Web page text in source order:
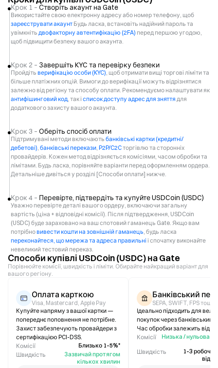
Крок 1 – Створіть акаунт на Gate
Використайте свою електронну адресу або номер телефону, щоб
зареєструвати акаунт Будь ласка, встановіть надійний пароль та
увімкніть двофакторну автентифікацію (2FA) перед першою угодою,
щоб підвищити безпеку вашого акаунта.
Крок 2 – Завершіть KYC та перевірку безпеки
Пройдіть верифікацію особи (KYC), щоб отримати вищі торгові ліміти та
більше платіжних опцій. Вимоги до верифікації можуть відрізнятися
залежно від регіону та способу оплати. Рекомендуємо налаштувати як
антифішинговий код, так і список доступу адрес для зняття для
додаткового захисту вашого акаунта.
Крок 3 – Оберіть спосіб оплати
Підтримувані методи включають банківські картки (кредитні/
дебетові), банківські перекази, P2P/C2Cторгівлю та сторонніх
провайдерів. Кожен метод відрізняється комісіями, часом обробки та
лімітами. Будь ласка, порівняйте варіанти перед оформленням ордера.
Детальніше дивіться у розділі [Способи оплати] нижче.
Крок 4 – Перевірте, підтвердіть та купуйте USDCoin (USDC)
Уважно перевірте деталі вашого ордеру, включаючи загальну
вартість (ціна + відповідні комісії). Після підтвердження, USDCoin
(USDC) буде зараховано на ваш спотовий гаманець Gate. Якщо вам
потрібно вивести кошти на зовнішній гаманець, будь ласка
переконайтеся, що мережа та адреса правильні і спочатку виконайте
невеликий тестовий переказ.
Способи купівлі USDCoin (USDC) на Gate
Порівнюйте комісії, швидкість і ліміти. Обирайте найкращий варіант для
вашого регіону.
Оплата карткою
Visa, Mastercard, Apple Pay
Купуйте напряму з вашої картки —
попереднє поповнення не потрібне.
Захист забезпечують провайдери з
сертифікацією PCI-DSS.
Комісії
Близько 1–5%*
Швидкість
Зазвичай протягом
кількох хвилин
Банківський
SEPA, SWIFT, FPS тощо.
Ідеально підходить для
покупок через банківський
Час обробки залежить від
Комісії
Низька / нульова
Швидкість
1–3 робочі